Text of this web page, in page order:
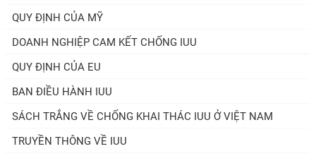
QUY ĐỊNH CỦA MỸ
DOANH NGHIỆP CAM KẾT CHỐNG IUU
QUY ĐỊNH CỦA EU
BAN ĐIỀU HÀNH IUU
SÁCH TRẮNG VỀ CHỐNG KHAI THÁC IUU Ở VIỆT NAM
TRUYỀN THÔNG VỀ IUU